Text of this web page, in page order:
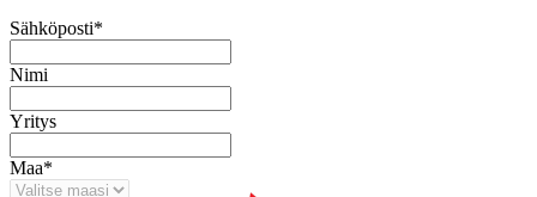
Sähköposti*
Nimi
Yritys
Maa*